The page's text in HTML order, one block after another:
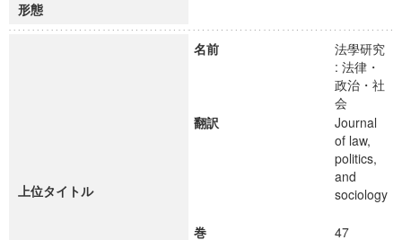
形態
上位タイトル
名前
法學研究
: 法律・
政治・社
会
翻訳
Journal
of law,
politics,
and
sociology
巻 47